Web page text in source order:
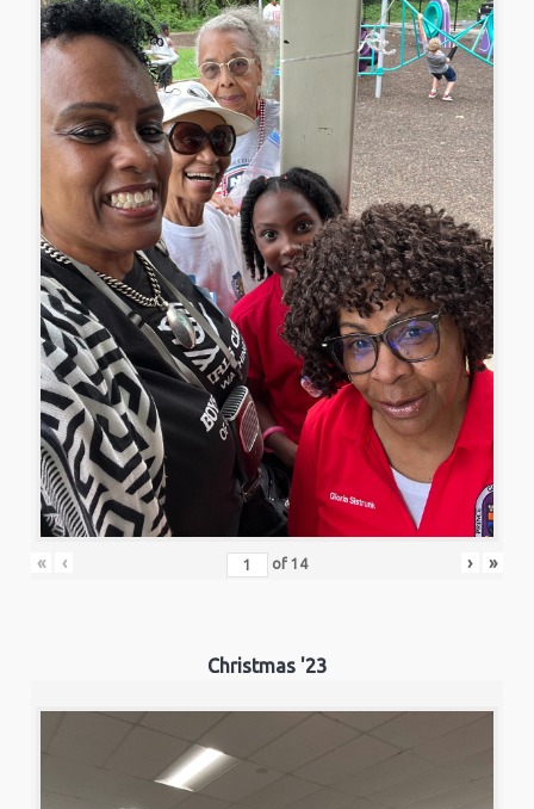
« ‹ of 14 › »
Christmas '23